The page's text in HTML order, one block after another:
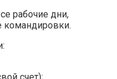
рабочие дни,
командировки.
счет);